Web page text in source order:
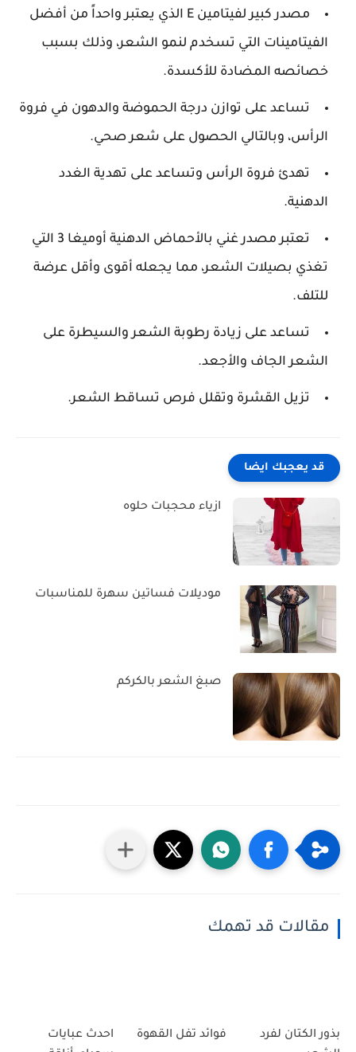
مصدر كبير لفيتامين E الذي يعتبر واحداً من أفضل
الفيتامينات التي تسخدم لنمو الشعر، وذلك بسبب
خصائصه المضادة للأكسدة.
تساعد على توازن درجة الحموضة والدهون في فروة
الرأس، وبالتالي الحصول على شعر صحي.
تهدئ فروة الرأس وتساعد على تهدية الغدد
الدهنية.
تعتبر مصدر غني بالأحماض الدهنية أوميغا 3 التي
تغذي بصيلات الشعر، مما يجعله أقوى وأقل عرضة
للتلف.
تساعد على زيادة رطوبة الشعر والسيطرة على
الشعر الجاف والأجعد.
تزيل القشرة وتقلل فرص تساقط الشعر.
قد يعجبك ايضا
ازياء محجبات حلوه
موديلات فساتين سهرة للمناسبات
صبغ الشعر بالكركم
مقالات قد تهمك
بذور الكتان لفرد
فوائد تفل القهوة
احدث عبايات